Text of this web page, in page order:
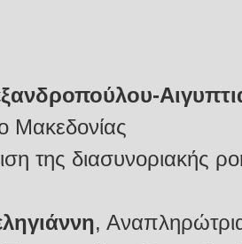
Μακεδονίας
της διασυνοριακής
,